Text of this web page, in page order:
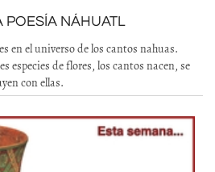
POESÍA NÁHUATL
en el universo de los cantos nahuas.
especies de flores, los cantos nacen, se
con ellas.